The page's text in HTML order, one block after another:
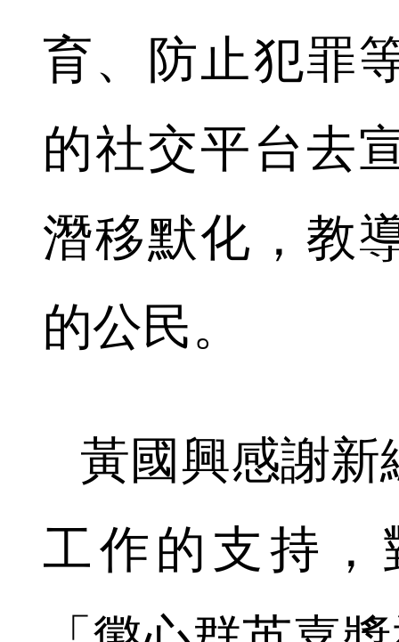
育、防止犯罪
的社交平台去
潛移默化，教
的公民。
黃國興感謝新
工作的支持